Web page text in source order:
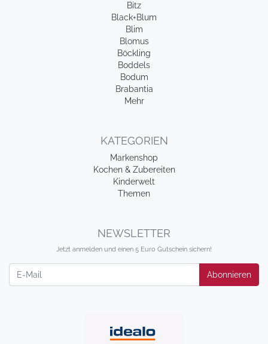
Bitz
Black+Blum
Blim
Blomus
Böckling
Boddels
Bodum
Brabantia
Mehr
KATEGORIEN
Markenshop
Kochen & Zubereiten
Kinderwelt
Themen
NEWSLETTER
Jetzt anmelden und einen 5 Euro Gutschein sichern!
Abonnieren